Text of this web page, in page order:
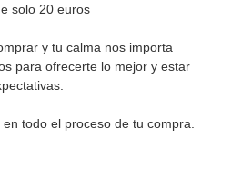
solo 20 euros
y tu calma nos importa
para ofrecerte lo mejor y estar
todo el proceso de tu compra.